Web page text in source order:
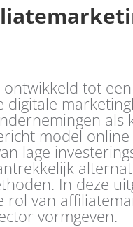
tot
als
model
lage
In deze
rol van
vormgeven.